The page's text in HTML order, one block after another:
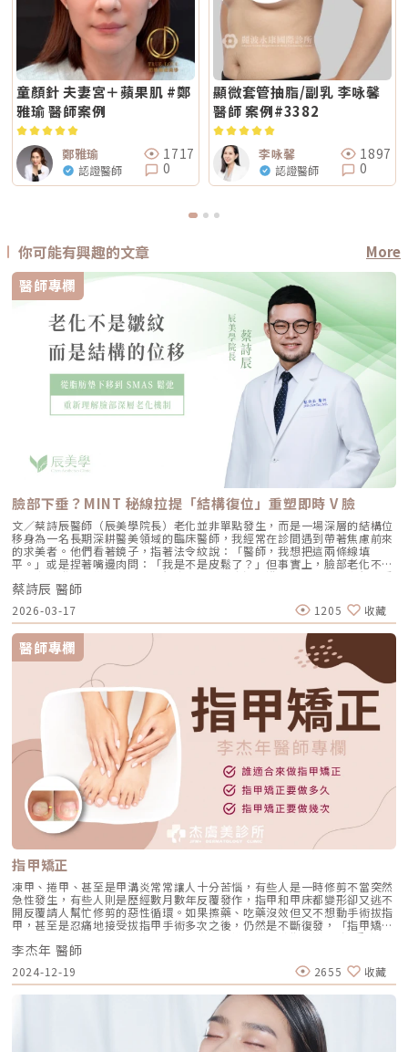
童顏針 夫妻宮＋蘋果肌 #鄭
雅瑜 醫師案例
鄭雅瑜
認證醫師
1717
0
顯微套管抽脂/副乳 李咏馨
醫師 案例#3382
李咏馨
認證醫師
1897
0
你可能有興趣的文章
More
醫師專欄
臉部下垂？MINT 秘線拉提「結構復位」重塑即時 V 臉
文／蔡詩辰醫師（辰美學院長）老化並非單點發生，而是一場深層的結構位
移身為一名長期深耕醫美領域的臨床醫師，我經常在診間遇到帶著焦慮前來
的求美者。他們看著鏡子，指著法令紋說：「醫師，我想把這兩條線填
平。」或是捏著嘴邊肉問：「我是不是皮鬆了？」但事實上，臉部老化不是
一夕之間發生的變化，而是一個由內而外、由深而淺的連鎖反應。我們常看
到的輪廓線模糊、蘋果肌下垂，其實只是冰山一角。在表層皮膚之下，更關
鍵的是深層支撐結構逐漸失去了固定力。這包含脂肪墊的向下位移、SMAS
筋膜層的鬆弛，甚至連骨骼框架都會隨著時間吸收微縮。當這些深層的「鋼
筋地基」開始傾斜，單純依靠電波或音波這種「緊實皮膚」或「容積加熱」
的療程，有時會顯得力不從心。這時，我們就需要更精準、更有力的工具來
介入，而「秘線拉提（MINT Lift）」正是透過物理性的結構支撐，將位移的
組織送回它原本該在的位置。MINT 秘線的科學基礎：醫療級的安全承諾在
談論效果之前，我始終認為「安全性」是醫療的底線。許多愛美的人聽到
「埋線」會擔心線材是否會留在體內一輩子？是否會產生排斥？秘線拉提
（MINT Lift）使用的核心材質是 PDO（Polydioxanone，聚對二氧環己
酮）。這並不是什麼神祕的新東西，而是在外科手術中已安全使用數十年的
醫療縫線材質。它具備極佳的生物相容性，植入體內後會隨時間被自然分解
吸收。更重要的是，MINT 線材擁有美國 FDA、台灣 TFDA 以及全球超過
40 個國家的醫療器材核准。對醫師而言，這些國際認證代表每一根進入患
者皮膚的線材，都有著高度穩定的品質控管。在辰美學，我們選擇 MINT 的
原因很簡單：在追求美麗的路上，穩定性比話題性更重要。關鍵技術解析：
為什麼「360° 立體壓模」是線材界的進化？在過去，傳統的拉提線材多採
用「切割」方式製造倒鉤。想像一根吸管，如果你用刀在上面削出缺口來當
作倒鉤，雖然有了抓地力，但吸管本身變薄了，結構也就脆弱了。這就是為
什麼早期埋線容易發生「斷裂」或「線頭滑落」的原因。MINT 秘線採取的
則是專利「壓模（Press Molding）」成型技術。 這種技術不是破壞線體，
而是在完整的線身上，一體成型地壓印出立體倒鉤。這樣的製程保留了線身
最完整的強韌度。根據原廠實驗數據，MINT 的抗張強度與拉提力可達傳統
切割線材的 4 倍。此外，它的倒鉤設計是 360° 立體螺旋分布。這代表當線
材進入皮下組織後，能像「螺旋」一樣，多維度緊緊抓取周圍組織，讓拉提
力平均分散，不再集中於單一點。這提升了固定力的穩定度，也讓術後的臉
部線條更加平滑流暢，減少了局部凹陷的風險。醫師的臨床藝術：層次決定
美感，而非線材數量很多人會問：「蔡醫師，我拉全臉要幾條線？」其實，
這是一個誤區。在臨床診斷中，我們追求的是「精準復位」，而非「數量多
寡」。層次的選擇很重要。 線材拉提的核心目標是 SMAS 筋膜層。如果埋
得太淺，皮膚表面容易產生勒痕或不平整；埋得太深，則可能觸及神經血管
或無法有效帶動組織。透過 MINT 豐富的規格，醫師可以像建築師一樣精確
規劃： FINE+ 與 FIX+： 負責中下臉的大面積地基重建，解決蘋果肌與法令
紋。 PETIT+： 則是進行細部修飾，精雕輪廓邊緣與微小的組織下垂。
EASY： 針對難搞的雙下巴與頸部，延長拉提曲線，找回消失的下顎線。當
線材精準植入後，它會立即提供物理性的支撐感。隨著線材在吸收的過程
中，會刺激周圍的組織啟動修復機制，產生自體膠原蛋白。這意味著，當線
蔡詩辰 醫師
2026-03-17 1205 收藏
醫師專欄
指甲矯正
凍甲、捲甲、甚至是甲溝炎常常讓人十分苦惱，有些人是一時修剪不當突然
急性發生，有些人則是歷經數月數年反覆發作，指甲和甲床都變形卻又逃不
開反覆請人幫忙修剪的惡性循環。如果擦藥、吃藥沒效但又不想動手術拔指
甲，甚至是忍痛地接受拔指甲手術多次之後，仍然是不斷復發，「指甲矯正
器」的置放是目前較新且有效的治療方式。誰適合來做指甲矯正?深受凍甲
(嵌甲)、捲甲和甲溝炎所苦的人。指甲矯正要做多久?指甲矯正的治療時間
依照每個人的指甲狀況而定。指甲的質地越軟、越薄、捲曲程度越小、指甲
肉(甲溝)發炎程度越輕微，所需要的矯正時間越短，約1-2個月就會改善並
完成治療。指甲的質地越硬、越厚 (像是合併灰指甲)、捲曲程度越大 (天生
嚴重捲甲)、指甲(甲床)已經嚴重萎縮、指甲肉發炎程度越嚴重 (甲肉肥大、
肉芽腫、出血等)，所需要的矯正時間就越長，但多數人仍可在 2-6Â 個月達
到不再疼痛、指甲形狀有大幅度的改善並完成治療。少數更嚴重的案例或是
希望將指甲矯正到更為平整美觀的病患，會將矯正時間延長到 6-12Â 個
李杰年 醫師
2024-12-19 2655 收藏